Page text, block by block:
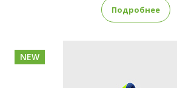
Подробнее
NEW